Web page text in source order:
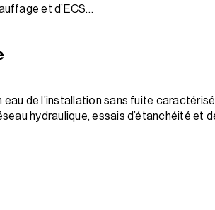
et d’ECS…
de l’installation sans fuite
hydraulique, essais d’étanchéité et